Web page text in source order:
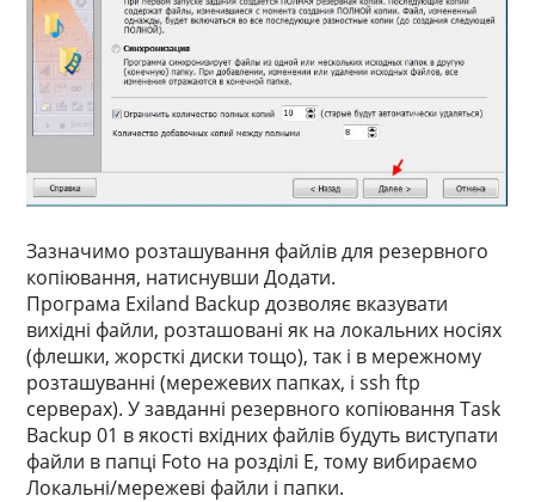
Зазначимо розташування файлів для резервного
копіювання, натиснувши Додати.
Програма Exiland Backup дозволяє вказувати
вихідні файли, розташовані як на локальних носіях
(флешки, жорсткі диски тощо), так і в мережному
розташуванні (мережевих папках, і ssh ftp
серверах). У завданні резервного копіювання Task
Backup 01 в якості вхідних файлів будуть виступати
файли в папці Foto на розділі E, тому вибираємо
Локальні/мережеві файли і папки.